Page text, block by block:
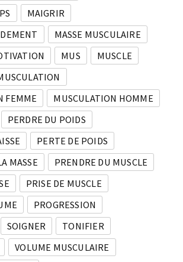
MAIGRIR
MASSE MUSCULAIRE
MUS
MUSCLE
FEMME
MUSCULATION HOMME
PERDRE DU POIDS
PERTE DE POIDS
MASSE
PRENDRE DU MUSCLE
PRISE DE MUSCLE
PROGRESSION
SOIGNER
TONIFIER
VOLUME MUSCULAIRE